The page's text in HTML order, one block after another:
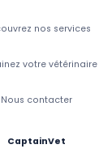
nos services
votre vétérinaire
Nous contacter
CaptainVet